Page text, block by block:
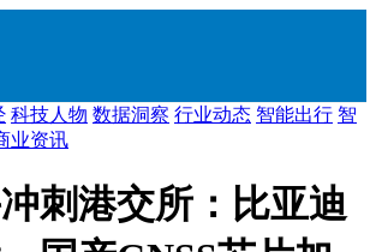
科技人物 数据洞察 行业动态 智能出行 智
业资讯
刺港交所：比亚迪